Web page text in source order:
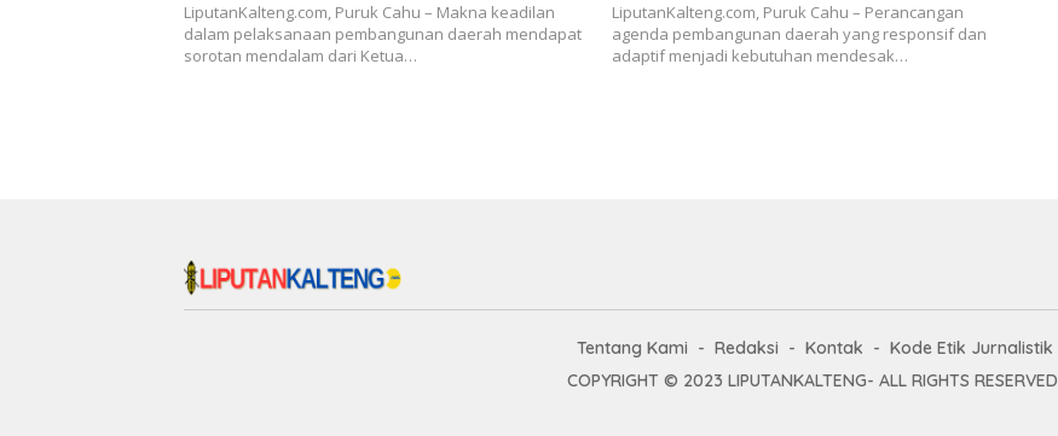
LiputanKalteng.com, Puruk Cahu – Makna keadilan
dalam pelaksanaan pembangunan daerah mendapat
sorotan mendalam dari Ketua…
LiputanKalteng.com, Puruk Cahu – Perancangan
agenda pembangunan daerah yang responsif dan
adaptif menjadi kebutuhan mendesak…
Tentang Kami Redaksi Kontak
Kode Etik Jurnalistik
COPYRIGHT © 2023 LIPUTANKALTENG- ALL RIGHTS RESERVED